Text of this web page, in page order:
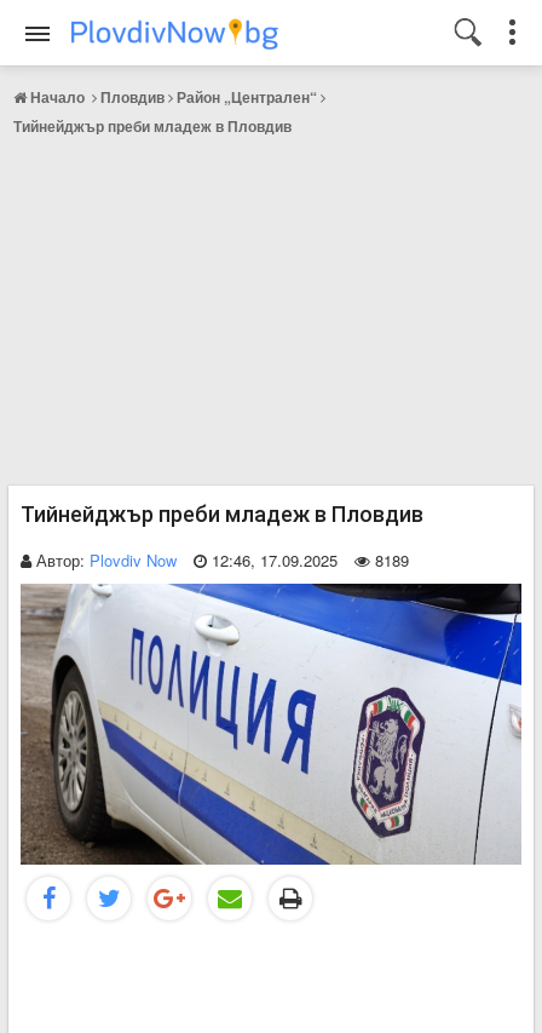
Начало Пловдив Район „Централен“
Тийнейджър преби младеж в Пловдив
Тийнейджър преби младеж в Пловдив
Автор: Plovdiv Now 12:46, 17.09.2025 8189